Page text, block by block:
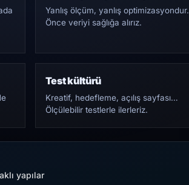
Yanlış ölçüm, yanlış optimizasyondur.
Önce veriyi sağlığa alırız.
Test kültürü
Kreatif, hedefleme, açılış sayfası…
Ölçülebilir testlerle ilerleriz.
yapılar